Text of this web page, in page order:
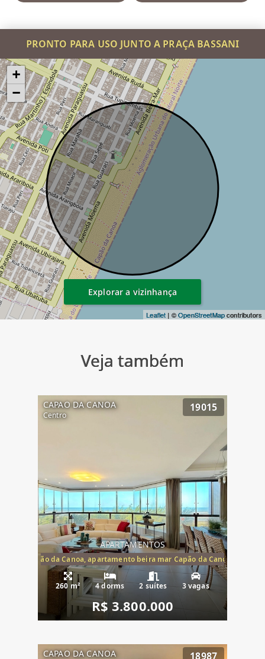
PRONTO PARA USO JUNTO A PRAÇA BASSANI
+
−
Leaflet | ©OpenStreetMapcontributors
Explorar a vizinhança
Veja também
CAPAO DA CANOA
Centro
19015
APARTAMENTOS
mar Capão da Canoa, apartamento beira mar Capão da Canoa,
260 m² 4 dorms 2 suítes 3 vagas
R$ 3.800.000
CAPAO DA CANOA 18987